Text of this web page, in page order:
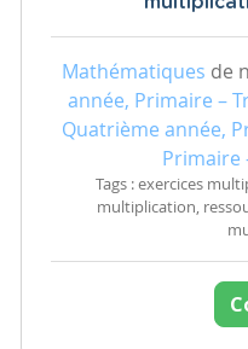
Mathématiques de
année, Primaire –
Quatrième année,
Primaire
Tags : exercices
multiplication,